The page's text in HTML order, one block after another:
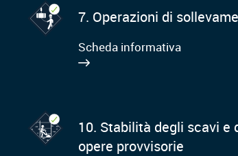
7. Operazioni di
Scheda informativa
10. Stabilità degli scavi e
opere provvisorie